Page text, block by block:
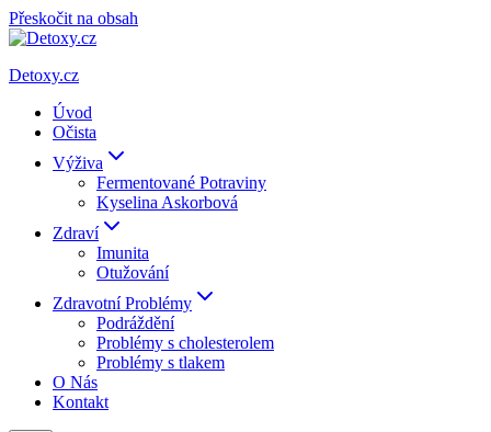
Přeskočit na obsah
Detoxy.cz
Úvod
Očista
Výživa
Fermentované Potraviny
Kyselina Askorbová
Zdraví
Imunita
Otužování
Zdravotní Problémy
Podráždění
Problémy s cholesterolem
Problémy s tlakem
O Nás
Kontakt